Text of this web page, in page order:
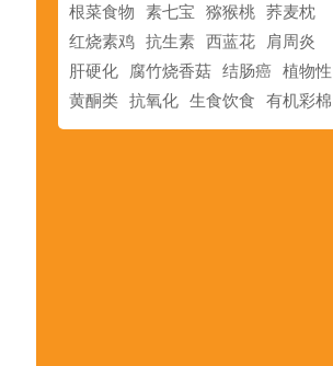
根菜食物
素七宝 猕猴桃 荞麦枕
红烧素鸡 抗生素 西蓝花
肩周炎
肝硬化
腐竹烧香菇 结肠癌 植物性
黄酮类 抗氧化 生食饮食 有机彩棉